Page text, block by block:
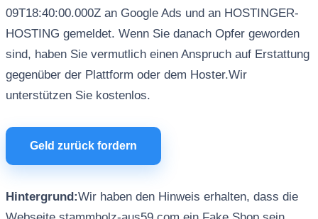
09T18:40:00.000Z an Google Ads und an HOSTINGER-
HOSTING gemeldet. Wenn Sie danach Opfer geworden
sind, haben Sie vermutlich einen Anspruch auf Erstattung
gegenüber der Plattform oder dem Hoster.Wir
unterstützen Sie kostenlos.
Geld zurück fordern
Hintergrund:Wir haben den Hinweis erhalten, dass die